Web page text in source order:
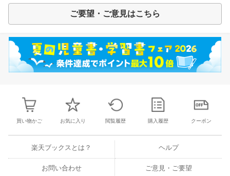
ご要望・ご意見はこちら
買い物かご お気に入り 閲覧履歴 購入履歴 クーポン
楽天ブックスとは？ ヘルプ
お問い合わせ ご意見・ご要望